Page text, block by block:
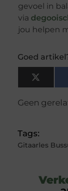
gevoel in
via
jou helpen
Goed
X
Geen
Tags:
Gitaarles